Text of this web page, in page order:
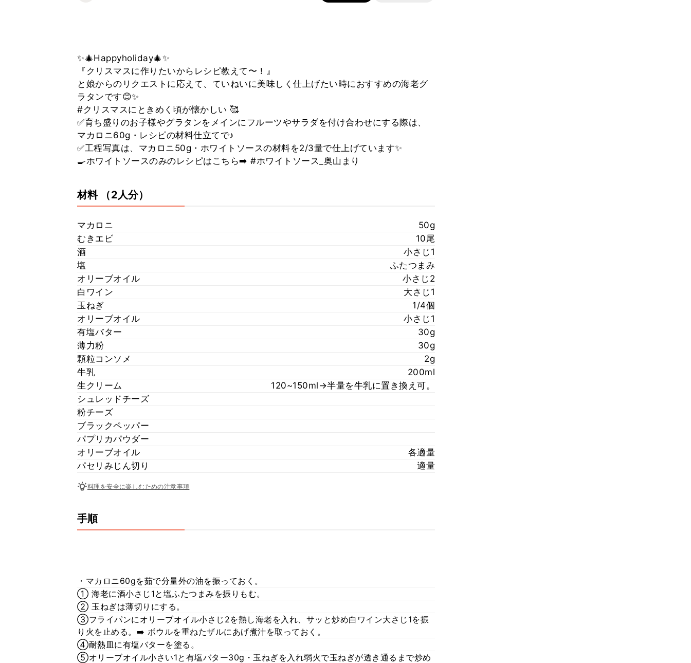
✨🎄Happyholiday🎄✨
『クリスマスに作りたいからレシピ教えて〜！』
と娘からのリクエストに応えて、ていねいに美味しく仕上げたい時におすすめの海老グ
ラタンです😊✨
#クリスマスにときめく頃が懐かしい 🥰
✅育ち盛りのお子様やグラタンをメインにフルーツやサラダを付け合わせにする際は、
マカロニ60g・レシピの材料仕立てで♪
✅工程写真は、マカロニ50g・ホワイトソースの材料を2/3量で仕上げています✨
🍳ホワイトソースのみのレシピはこちら➡️ #ホワイトソース_奥山まり
材料 （2人分）
マカロニ
50g
むきエビ
10尾
酒
小さじ1
塩
ふたつまみ
オリーブオイル
小さじ2
白ワイン
大さじ1
玉ねぎ
1/4個
オリーブオイル
小さじ1
有塩バター
30g
薄力粉
30g
顆粒コンソメ
2g
牛乳
200ml
生クリーム
120~150ml→半量を牛乳に置き換え可。
シュレッドチーズ
粉チーズ
ブラックペッパー
パプリカパウダー
オリーブオイル
各適量
パセリみじん切り
適量
料理を安全に楽しむための注意事項
手順
・マカロニ60gを茹で分量外の油を振っておく。
① 海老に酒小さじ1と塩ふたつまみを振りもむ。
② 玉ねぎは薄切りにする。
③フライパンにオリーブオイル小さじ2を熱し海老を入れ、サッと炒め白ワイン大さじ1を振
り火を止める。➡️ ボウルを重ねたザルにあげ煮汁を取っておく。
④耐熱皿に有塩バターを塗る。
⑤オリーブオイル小さい1と有塩バター30g・玉ねぎを入れ弱火で玉ねぎが透き通るまで炒め